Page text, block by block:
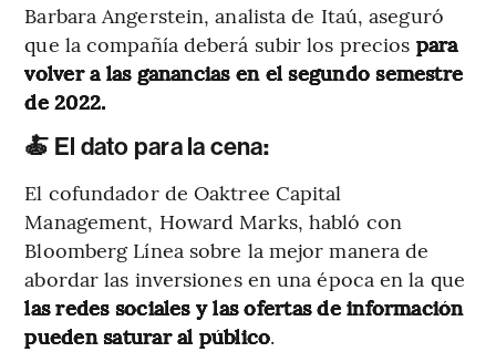
Barbara Angerstein, analista de Itaú, aseguró
que la compañía deberá subir los precios para
volver a las ganancias en el segundo semestre
de 2022.
🍝 El dato para la cena:
El cofundador de Oaktree Capital
Management, Howard Marks, habló con
Bloomberg Línea sobre la mejor manera de
abordar las inversiones en una época en la que
las redes sociales y las ofertas de información
pueden saturar al público.